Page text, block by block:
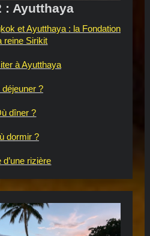
: Ayutthaya
et Ayutthaya : la Fondation
reine Sirikit
à Ayutthaya
déjeuner ?
dîner ?
dormir ?
d’une rizière